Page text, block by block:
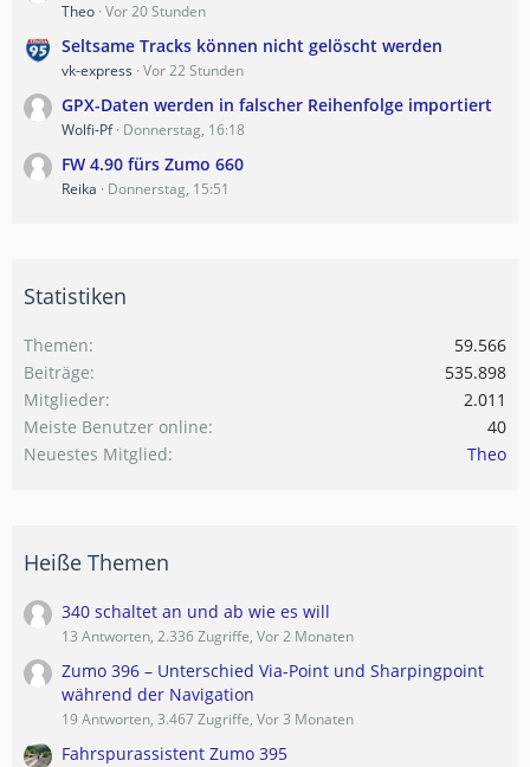
Theo Vor 20 Stunden
Seltsame Tracks können nicht gelöscht werden
vk-express Vor 22 Stunden
GPX-Daten werden in falscher Reihenfolge importiert
Wolfi-Pf Donnerstag, 16:18
FW 4.90 fürs Zumo 660
Reika Donnerstag, 15:51
Statistiken
Themen
59.566
Beiträge
535.898
Mitglieder
2.011
Meiste Benutzer online
40
Neuestes Mitglied
Theo
Heiße Themen
340 schaltet an und ab wie es will
13 Antworten, 2.336 Zugriffe, Vor 2 Monaten
Zumo 396 – Unterschied Via-Point und Sharpingpoint
während der Navigation
19 Antworten, 3.467 Zugriffe, Vor 3 Monaten
Fahrspurassistent Zumo 395